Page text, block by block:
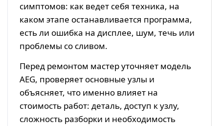
симптомов: как ведет себя техника, на
каком этапе останавливается программа,
есть ли ошибка на дисплее, шум, течь или
проблемы со сливом.
Перед ремонтом мастер уточняет модель
AEG, проверяет основные узлы и
объясняет, что именно влияет на
стоимость работ: деталь, доступ к узлу,
сложность разборки и необходимость